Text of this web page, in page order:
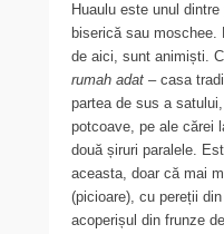
Huaulu este unul
biserică sau moschee.
de aici, sunt animiști.
rumah adat – casa
partea de sus a
potcoave, pe ale cărei
două șiruri paralele.
aceasta, doar că mai
(picioare), cu pereții
acoperișul din frunze